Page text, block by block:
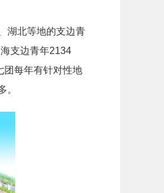
湖北等地的支边青
支边青年2134
团每年有针对性地
。